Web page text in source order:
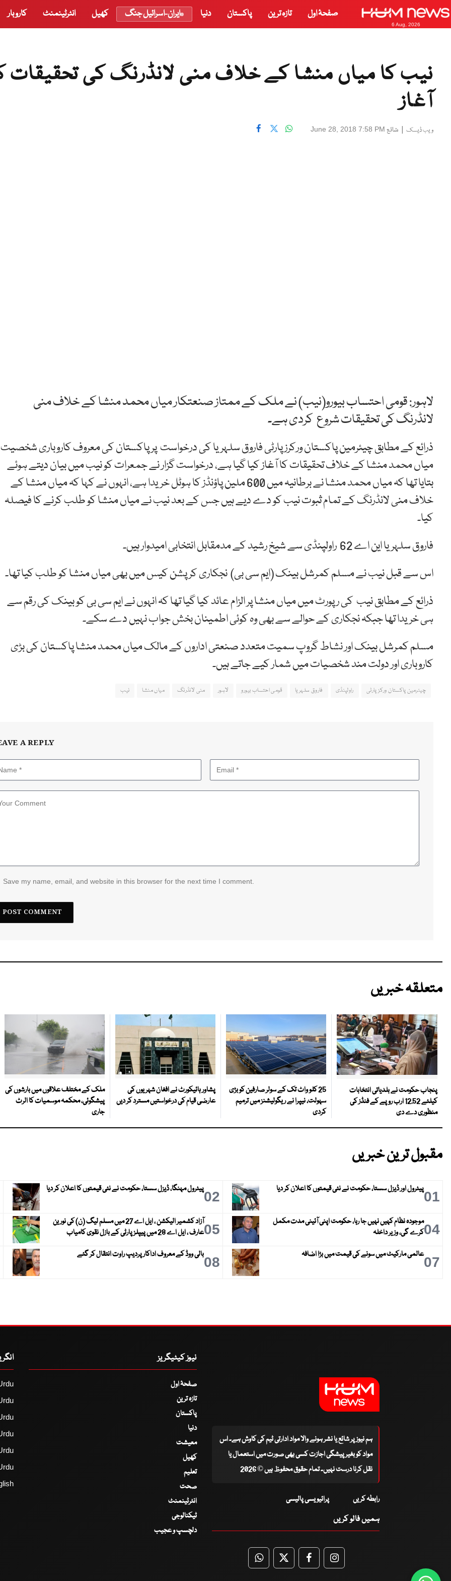
6 Aug, 2026
صفحۂ اول تازہ ترین پاکستان دنیا ایران-اسرائیل جنگ کھیل انٹرٹینمنٹ کاروبار
نیب کا میاں منشا کے خلاف منی لانڈرنگ کی تحقیقات
آغاز
ویب ڈیسک | شائع June 28, 2018 7:58 PM
لاہور: قومی احتساب بیورو(نیب) نے ملک کے ممتاز صنعتکار میاں محمد منشا کے خلاف منی
لانڈرنگ کی تحقیقات شروع کردی ہے۔
ذرائع کے مطابق چیئرمین پاکستان ورکرز پارٹی فاروق سلہریا کی درخواست پر پاکستان کی معروف کاروباری شخصیت
میاں محمد منشا کے خلاف تحقیقات کا آغاز کیا گیا ہے، درخواست گزار نے جمعرات کو نیب میں بیان دیتے ہوئے
بتایا تھا کہ میاں محمد منشا نے برطانیہ میں 600 ملین پاؤنڈز کا ہوٹل خریدا ہے، انہوں نے کہا کہ میاں منشا کے
خلاف منی لانڈرنگ کے تمام ثبوت نیب کو دے دیے ہیں جس کے بعد نیب نے میاں منشا کو طلب کرنے کا فیصلہ
کیا۔
فاروق سلہریا این اے 62 راولپنڈی سے شیخ رشید کے مدمقابل انتخابی امیدوار ہیں۔
اس سے قبل نیب نے مسلم کمرشل بینک (ایم سی بی) نجکاری کرپشن کیس میں بھی میاں منشا کو طلب کیا تھا۔
ذرائع کے مطابق نیب کی رپورٹ میں میاں منشا پر الزام عائد کیا گیا تھا کہ انہوں نے ایم سی بی کو بینک کی رقم سے
ہی خریدا تھا جبکہ نجکاری کے حوالے سے بھی وہ کوئی اطمینان بخش جواب نہیں دے سکے۔
مسلم کمرشل بینک اور نشاط گروپ سمیت متعدد صنعتی اداروں کے مالک میاں محمد منشا پاکستان کی بڑی
کاروباری اور دولت مند شخصیات میں شمار کیے جاتے ہیں۔
چیئرمین پاکستان ورکز پارٹی راولپنڈی فاروق سلہریا قومی احتساب بیورو لاہور منی لانڈرنگ میاں منشا نیب
A REPLY
Save my name, email, and website in this browser for the next time I comment.
متعلقہ خبریں
پنجاب حکومت نے بلدیاتی انتخابات
کیلئے 12.52 ارب روپے کے فنڈز کی
منظوری دے دی
25 کلو واٹ تک کے سولر صارفین کو بڑی
سہولت، نیپرا نے ریگولیشنز میں ترمیم
کردی
پشاور ہائیکورٹ نے افغان شہریوں کی
عارضی قیام کی درخواستیں مسترد کر دیں
ملک کے مختلف علاقوں میں بارشوں کی
پیشگوئی، محکمہ موسمیات کا الرٹ
جاری
مقبول ترین خبریں
01پیٹرول اور ڈیزل سستا، حکومت نے نئی قیمتوں کا اعلان کر دیا 02پیٹرول مہنگا، ڈیزل سستا، حکومت نے نئی قیمتوں کا اعلان کر دیا
04موجودہ نظام کہیں نہیں جا رہا، حکومت اپنی آئینی مدت مکمل
کرے گی، وزیر داخلہ
05
آزاد کشمیر الیکشن ، ایل اے 27 میں مسلم لیگ (ن) کی نورین
عارف ، ایل اے 28 میں پیپلز پارٹی کے بازل نقوی کامیاب
07عالمی مارکیٹ میں سونے کی قیمت میں بڑا اضافہ 08بالی ووڈ کے معروف اداکار پردیپ راوت انتقال کر گئے
ہم نیوز پر شائع یا نشر ہونے والا مواد ادارتی ٹیم کی کاوش ہے۔ اس
مواد کو بغیر پیشگی اجازت کسی بھی صورت میں استعمال یا
نقل کرنا درست نہیں۔ تمام حقوق محفوظ ہیں © 2026
رابطہ کریں پرائیویسی پالیسی
ہمیں فالو کریں
WhatsApp
TwitterFacebookFacebook
نیوز کیٹیگریز
صفحۂ اول
تازہ ترین
پاکستان
دنیا
معیشت
کھیل
تعلیم
صحت
انٹرٹینمنٹ
ٹیکنالوجی
دلچسپ و عجیب